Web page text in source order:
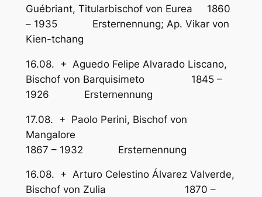
Guébriant, Titularbischof von Eurea 1860
– 1935 Ersternennung; Ap. Vikar von
Kien-tchang
16.08. + Aguedo Felipe Alvarado Liscano,
Bischof von Barquisimeto 1845 –
1926 Ersternennung
17.08. + Paolo Perini, Bischof von
Mangalore
1867 – 1932 Ersternennung
16.08. + Arturo Celestino Álvarez Valverde,
Bischof von Zulia 1870 –